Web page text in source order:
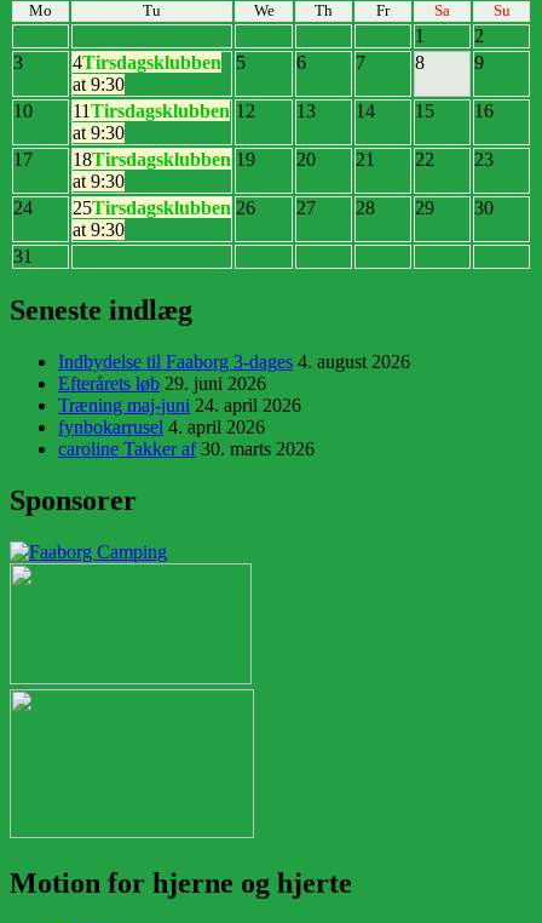
Mo Tu We Th Fr Sa Su
1
2
3
4Tirsdagsklubben
at 9:30
5 6 7 8 9
10 11Tirsdagsklubben
at 9:30
12 13 14 15 16
17 18Tirsdagsklubben
at 9:30
19 20 21 22 23
24 25Tirsdagsklubben
at 9:30
26 27 28 29 30
31
Seneste indlæg
Indbydelse til Faaborg 3-dages 4. august 2026
Efterårets løb 29. juni 2026
Træning maj-juni 24. april 2026
fynbokarrusel 4. april 2026
caroline Takker af 30. marts 2026
Sponsorer
Motion for hjerne og hjerte